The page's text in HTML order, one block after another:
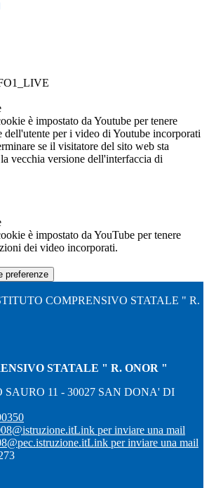
è impostato da Youtube per tenere
dell'utente per i video di Youtube incorporati
se il visitatore del sito web sta
vecchia versione dell'interfaccia di
è impostato da YouTube per tenere
dei video incorporati.
preferenze
COMPRENSIVO STATALE " R.
STATALE " R. ONOR "
11 - 30027 SAN DONA' DI
Link per inviare una mail
Link per inviare una mail